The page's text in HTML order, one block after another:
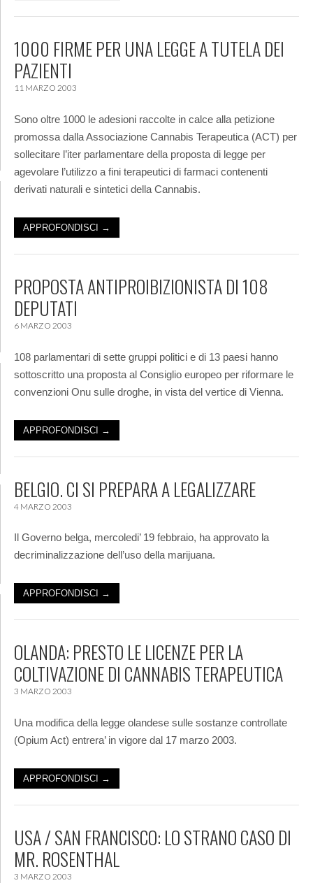
1000 FIRME PER UNA LEGGE A TUTELA DEI
PAZIENTI
11 MARZO 2003
Sono oltre 1000 le adesioni raccolte in calce alla petizione
promossa dalla Associazione Cannabis Terapeutica (ACT) per
sollecitare l’iter parlamentare della proposta di legge per
agevolare l’utilizzo a fini terapeutici di farmaci contenenti
derivati naturali e sintetici della Cannabis.
APPROFONDISCI →
PROPOSTA ANTIPROIBIZIONISTA DI 108
DEPUTATI
6 MARZO 2003
108 parlamentari di sette gruppi politici e di 13 paesi hanno
sottoscritto una proposta al Consiglio europeo per riformare le
convenzioni Onu sulle droghe, in vista del vertice di Vienna.
APPROFONDISCI →
BELGIO. CI SI PREPARA A LEGALIZZARE
4 MARZO 2003
Il Governo belga, mercoledi’ 19 febbraio, ha approvato la
decriminalizzazione dell’uso della marijuana.
APPROFONDISCI →
OLANDA: PRESTO LE LICENZE PER LA
COLTIVAZIONE DI CANNABIS TERAPEUTICA
3 MARZO 2003
Una modifica della legge olandese sulle sostanze controllate
(Opium Act) entrera’ in vigore dal 17 marzo 2003.
APPROFONDISCI →
USA / SAN FRANCISCO: LO STRANO CASO DI
MR. ROSENTHAL
3 MARZO 2003